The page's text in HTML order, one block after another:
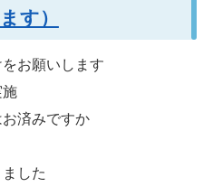
す）
お願いします
施
済みですか
した